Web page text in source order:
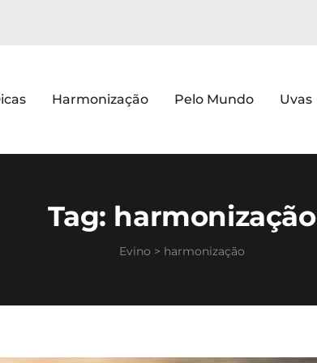
Harmonização Pelo Mundo Uvas
Tag: harmonização
Evino > harmonização